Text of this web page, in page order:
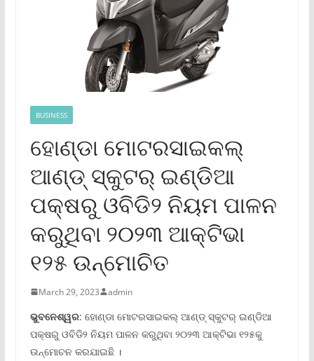
BUSINESS
ହୋଣ୍ଡା ମୋଟରସାଇକଲ୍
ଆଣ୍ଡ୍ ସ୍କୁଟର୍ ଇଣ୍ଡିଆ
ପକ୍ଷରୁ ଓବିଡି୨ ନିୟମ ପାଳନ
କରୁଥିବା ୨୦୨୩ ଆକ୍ଟିଭା
୧୨୫ ଉନ୍ମୋଚିତ
March 29, 2023 admin
ଭୁବନେଶ୍ୱର: ହୋଣ୍ଡା ମୋଟରସାଇକଲ୍ ଆଣ୍ଡ୍ ସ୍କୁଟର୍ ଇଣ୍ଡିଆ
ପକ୍ଷରୁ ଓବିଡି୨ ନିୟମ ପାଳନ କରୁଥିବା ୨୦୨୩ ଆକ୍ଟିଭା ୧୨୫କୁ
ଉନ୍ମୋଚନ କରଯାଇଛି ।